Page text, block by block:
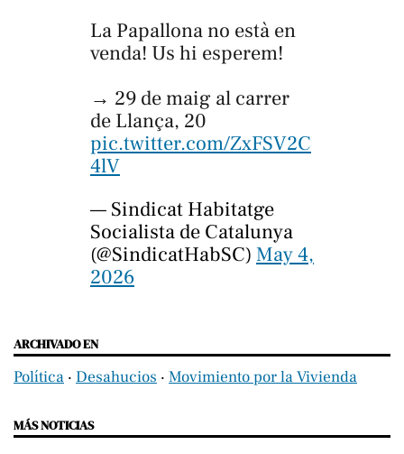
La Papallona no està en
venda! Us hi esperem!
→ 29 de maig al carrer
de Llança, 20
pic.twitter.com/ZxFSV2C
4lV
— Sindicat Habitatge
Socialista de Catalunya
(@SindicatHabSC) May 4,
2026
ARCHIVADO EN
Política ‧ Desahucios ‧ Movimiento por la Vivienda
MÁS NOTICIAS